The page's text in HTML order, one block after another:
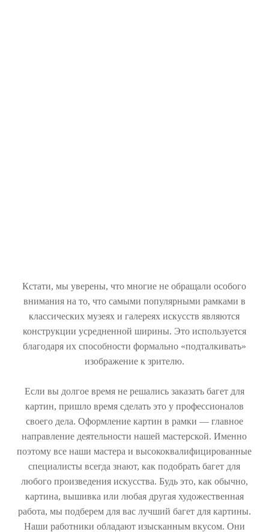
Кстати, мы уверены, что многие не обращали особого
внимания на то, что самыми популярными рамками в
классических музеях и галереях искусств являются
конструкции усредненной ширины. Это используется
благодаря их способности формально «подталкивать»
изображение к зрителю.
Если вы долгое время не решались заказать багет для
картин, пришло время сделать это у профессионалов
своего дела. Оформление картин в рамки — главное
направление деятельности нашей мастерской. Именно
поэтому все наши мастера и высококвалифицированные
специалисты всегда знают, как подобрать багет для
любого произведения искусства. Будь это, как обычно,
картина, вышивка или любая другая художественная
работа, мы подберем для вас лучший багет для картины.
Наши работники обладают изысканным вкусом. Они